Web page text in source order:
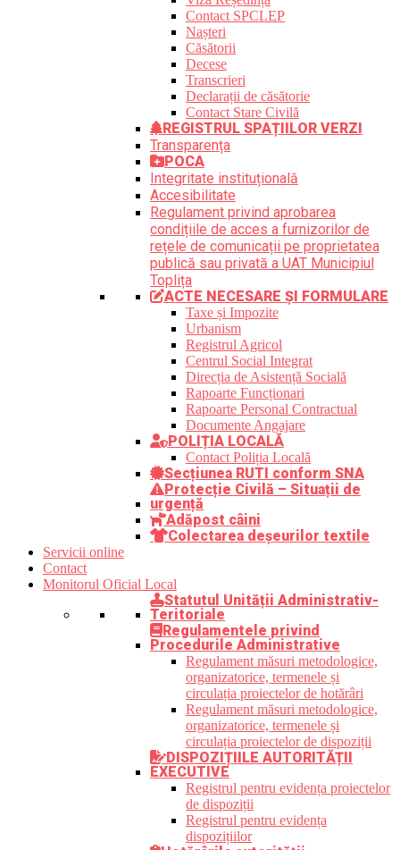
Contact SPCLEP
Nașteri
Căsătorii
Decese
Transcrieri
Declarații de căsătorie
Contact Stare Civilă
REGISTRUL SPAȚIILOR VERZI
Transparența
POCA
Integritate instituțională
Accesibilitate
Regulament privind aprobarea
condițiile de acces a furnizorilor de
rețele de comunicații pe proprietatea
publică sau privată a UAT Municipiul
Toplița
ACTE NECESARE ȘI FORMULARE
Taxe și Impozite
Urbanism
Registrul Agricol
Centrul Social Integrat
Direcția de Asistență Socială
Rapoarte Funcționari
Rapoarte Personal Contractual
Documente Angajare
POLIȚIA LOCALĂ
Contact Poliția Locală
Secțiunea RUTI conform SNA
Protecție Civilă – Situații de
urgență
Adăpost câini
Colectarea deșeurilor textile
Servicii online
Contact
Monitorul Oficial Local
Statutul Unității Administrativ-
Teritoriale
Regulamentele privind
Procedurile Administrative
Regulament măsuri metodologice,
organizatorice, termenele și
circulația proiectelor de hotărâri
Regulament măsuri metodologice,
organizatorice, termenele și
circulația proiectelor de dispoziții
DISPOZIȚIILE AUTORITĂȚII
EXECUTIVE
Registrul pentru evidența proiectelor
de dispoziții
Registrul pentru evidența
dispozițiilor